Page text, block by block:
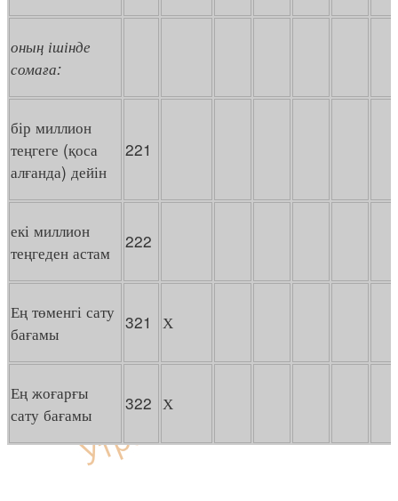
оның ішінде
сомаға:
бір миллион
теңгеге (қоса
алғанда) дейін
221
екі миллион
теңгеден астам
222
Ең төменгі сату
бағамы
321 Х
Ең жоғарғы
сату бағамы
322 Х